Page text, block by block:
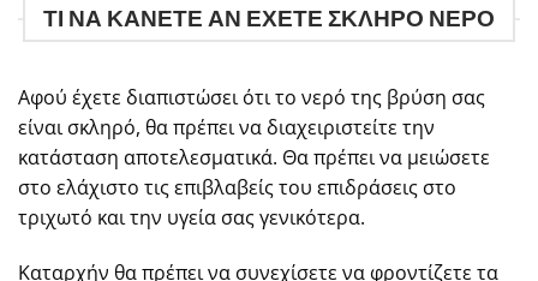
ΤΙ ΝΑ ΚΑΝΕΤΕ ΑΝ ΕΧΕΤΕ ΣΚΛΗΡΟ ΝΕΡΟ
Αφού έχετε διαπιστώσει ότι το νερό της βρύση σας
είναι σκληρό, θα πρέπει να διαχειριστείτε την
κατάσταση αποτελεσματικά. Θα πρέπει να μειώσετε
στο ελάχιστο τις επιβλαβείς του επιδράσεις στο
τριχωτό και την υγεία σας γενικότερα.
Καταρχήν θα πρέπει να συνεχίσετε να φροντίζετε τα